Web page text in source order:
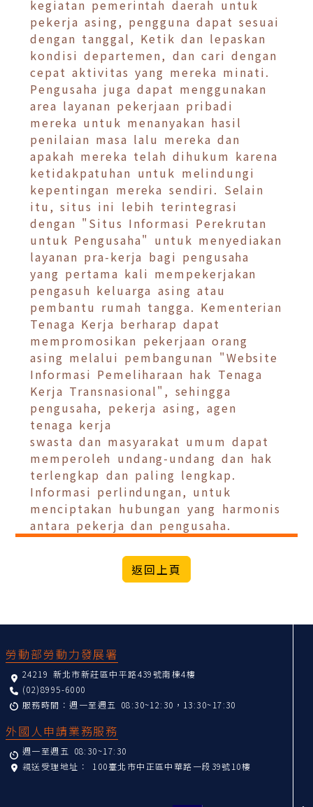
kegiatan pemerintah daerah untuk
pekerja asing, pengguna dapat sesuai
dengan tanggal, Ketik dan lepaskan
kondisi departemen, dan cari dengan
cepat aktivitas yang mereka minati.
Pengusaha juga dapat menggunakan
area layanan pekerjaan pribadi
mereka untuk menanyakan hasil
penilaian masa lalu mereka dan
apakah mereka telah dihukum karena
ketidakpatuhan untuk melindungi
kepentingan mereka sendiri. Selain
itu, situs ini lebih terintegrasi
dengan "Situs Informasi Perekrutan
untuk Pengusaha" untuk menyediakan
layanan pra-kerja bagi pengusaha
yang pertama kali mempekerjakan
pengasuh keluarga asing atau
pembantu rumah tangga. Kementerian
Tenaga Kerja berharap dapat
mempromosikan pekerjaan orang
asing melalui pembangunan "Website
Informasi Pemeliharaan hak Tenaga
Kerja Transnasional", sehingga
pengusaha, pekerja asing, agen
tenaga kerja
swasta dan masyarakat umum dapat
memperoleh undang-undang dan hak
terlengkap dan paling lengkap.
Informasi perlindungan, untuk
menciptakan hubungan yang harmonis
antara pekerja dan pengusaha.
勞動部勞動力發展署
24219 新北市新莊區中平路439號南棟4樓
(02)8995-6000
服務時間：週一至週五 08:30~12:30，13:30~17:30
外國人申請業務服務
週一至週五 08:30~17:30
親送受理地址： 100臺北市中正區中華路一段39號10樓